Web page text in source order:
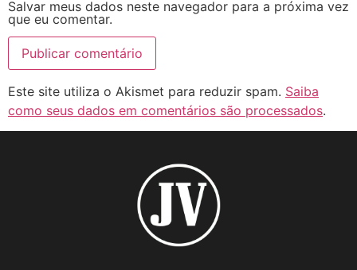
Salvar meus dados neste navegador para a próxima vez
que eu comentar.
Este site utiliza o Akismet para reduzir spam. Saiba
como seus dados em comentários são processados.